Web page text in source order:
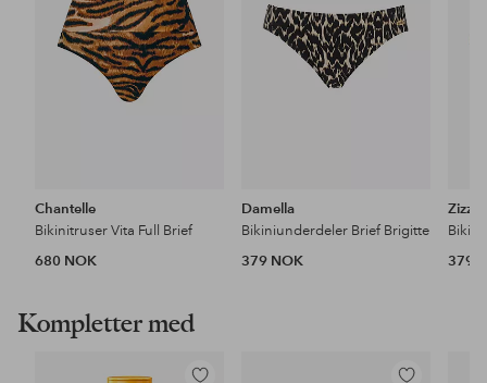
Chantelle
Bikinitruser Vita Full Brief
680 NOK
Damella
Bikiniunderdeler Brief Brigitte
379 NOK
Zizzi
379
Kompletter med